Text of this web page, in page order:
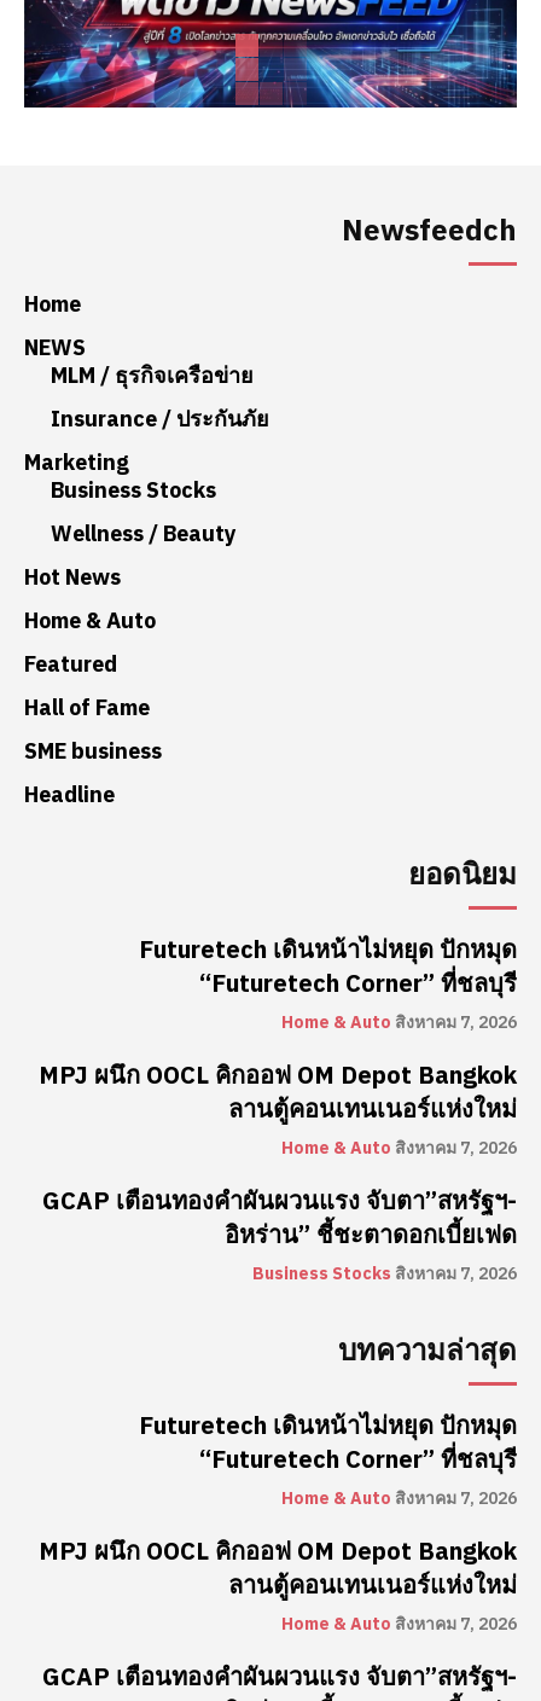
Newsfeedch
Home
NEWS
MLM / ธุรกิจเครือข่าย
Insurance / ประกันภัย
Marketing
Business Stocks
Wellness / Beauty
Hot News
Home & Auto
Featured
Hall of Fame
SME business
Headline
ยอดนิยม
Futuretech เดินหน้าไม่หยุด ปักหมุด
“Futuretech Corner” ที่ชลบุรี
Home & Auto สิงหาคม 7, 2026
MPJ ผนึก OOCL คิกออฟ OM Depot Bangkok
ลานตู้คอนเทนเนอร์แห่งใหม่
Home & Auto สิงหาคม 7, 2026
GCAP เตือนทองคำผันผวนแรง จับตา”สหรัฐฯ-
อิหร่าน” ชี้ชะตาดอกเบี้ยเฟด
Business Stocks สิงหาคม 7, 2026
บทความล่าสุด
Futuretech เดินหน้าไม่หยุด ปักหมุด
“Futuretech Corner” ที่ชลบุรี
Home & Auto สิงหาคม 7, 2026
MPJ ผนึก OOCL คิกออฟ OM Depot Bangkok
ลานตู้คอนเทนเนอร์แห่งใหม่
Home & Auto สิงหาคม 7, 2026
GCAP เตือนทองคำผันผวนแรง จับตา”สหรัฐฯ-